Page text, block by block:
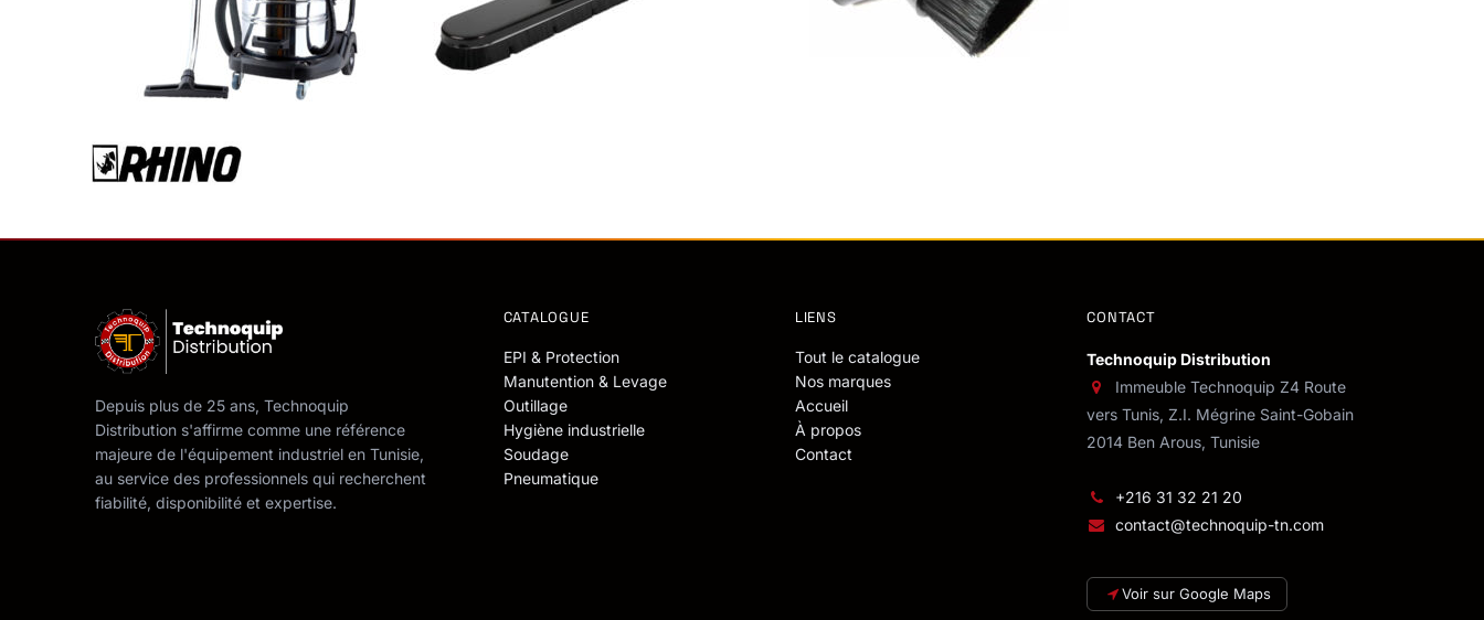
Depuis plus de 25 ans, Technoquip
Distribution s'affirme comme une référence
majeure de l'équipement industriel en Tunisie,
au service des professionnels qui recherchent
fiabilité, disponibilité et expertise.
CATALOGUE
EPI & Protection
Manutention & Levage
Outillage
Hygiène industrielle
Soudage
Pneumatique
LIENS
Tout le catalogue
Nos marques
Accueil
À propos
Contact
CONTACT
Technoquip Distribution
Immeuble Technoquip Z4 Route
vers Tunis, Z.I. Mégrine Saint-Gobain
2014 Ben Arous, Tunisie
+216 31 32 21 20
contact@technoquip-tn.com
Voir sur Google Maps